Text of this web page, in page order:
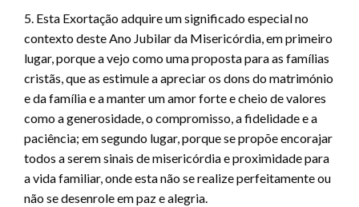
5. Esta Exortação adquire um significado especial no
contexto deste Ano Jubilar da Misericórdia, em primeiro
lugar, porque a vejo como uma proposta para as famílias
cristãs, que as estimule a apreciar os dons do matrimónio
e da família e a manter um amor forte e cheio de valores
como a generosidade, o compromisso, a fidelidade e a
paciência; em segundo lugar, porque se propõe encorajar
todos a serem sinais de misericórdia e proximidade para
a vida familiar, onde esta não se realize perfeitamente ou
não se desenrole em paz e alegria.